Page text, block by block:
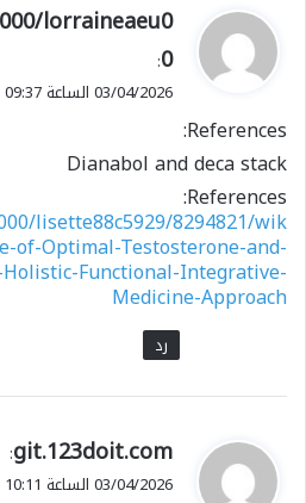
ي
ق
و
ل
lorraineaeu0
0
:
03/04/2026 الساعة 09:37
References:
Dianabol and deca stack
References:
lisette88c5929/8294821/wik
of-Optimal-Testosterone-and-
Functional-Integrative-
Medicine-Approach
رد
ي
ق
git.123doit.com
:
03/04/2026 الساعة 10:11